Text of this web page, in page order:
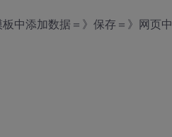
中添加数据＝》保存＝》网页中